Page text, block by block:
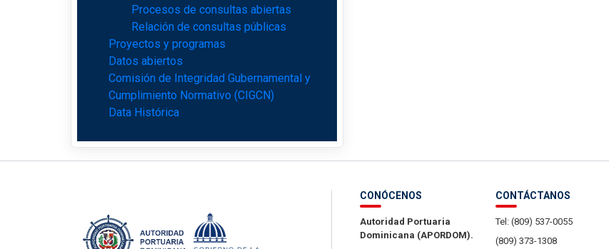
Procesos de consultas abiertas
Relación de consultas públicas
Proyectos y programas
Datos abiertos
Comisión de Integridad Gubernamental y
Cumplimiento Normativo (CIGCN)
Data Histórica
CONÓCENOS
Autoridad Portuaria
Dominicana (APORDOM).
CONTÁCTANOS
Tel: (809) 537-0055
(809) 373-1308